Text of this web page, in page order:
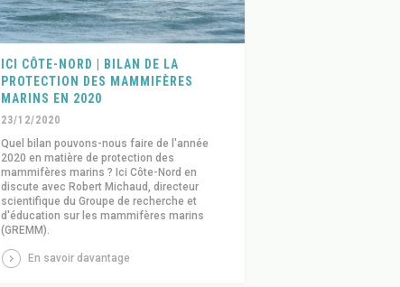
ICI CÔTE-NORD | BILAN DE LA
PROTECTION DES MAMMIFÈRES
MARINS EN 2020
23/12/2020
Quel bilan pouvons-nous faire de l'année
2020 en matière de protection des
mammifères marins ? Ici Côte-Nord en
discute avec Robert Michaud, directeur
scientifique du Groupe de recherche et
d'éducation sur les mammifères marins
(GREMM).
En savoir davantage